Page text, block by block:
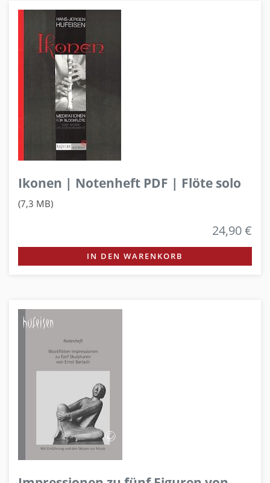
Ikonen | Notenheft PDF | Flöte solo
(7,3 MB)
24,90 €
IN DEN WARENKORB